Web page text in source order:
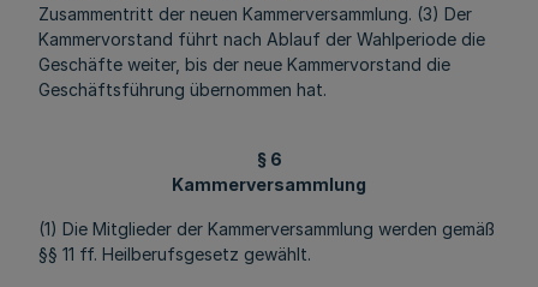
Zusammentritt der neuen Kammerversammlung. (3) Der
Kammervorstand führt nach Ablauf der Wahlperiode die
Geschäfte weiter, bis der neue Kammervorstand die
Geschäftsführung übernommen hat.
§ 6
Kammerversammlung
(1) Die Mitglieder der Kammerversammlung werden gemäß
§§ 11 ff. Heilberufsgesetz gewählt.